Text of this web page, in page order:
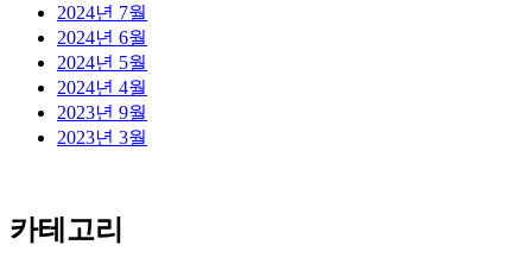
2024년 7월
2024년 6월
2024년 5월
2024년 4월
2023년 9월
2023년 3월
카테고리